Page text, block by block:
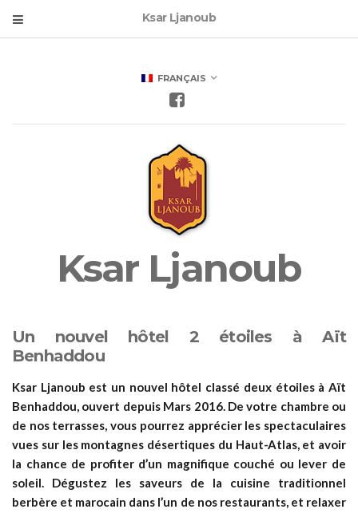
Ksar Ljanoub
FRANÇAIS
Ksar Ljanoub
Un nouvel hôtel 2 étoiles à Aït
Benhaddou
Ksar Ljanoub est un nouvel hôtel classé deux étoiles à Aït
Benhaddou, ouvert depuis Mars 2016. De votre chambre ou
de nos terrasses, vous pourrez apprécier les spectaculaires
vues sur les montagnes désertiques du Haut-Atlas, et avoir
la chance de profiter d’un magnifique couché ou lever de
soleil. Dégustez les saveurs de la cuisine traditionnel
berbère et marocain dans l’un de nos restaurants, et relaxer